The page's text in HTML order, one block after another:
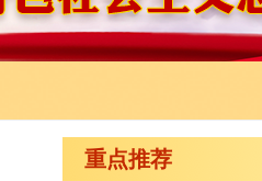
重点推荐